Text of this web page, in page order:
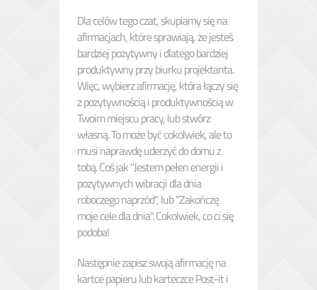
Dla celów tegoczat,skupiamy się na
afirmacjach, które sprawiają, że jesteś
bardziej pozytywny i dlatego bardziej
produktywny przy biurku projektanta.
Więc, wybierz afirmację, która łączy się
zpozytywnością i produktywnością w
Twoim miejscu pracy, lub stwórz
własną. To może być cokolwiek, ale to
musi naprawdę uderzyć do domu z
tobą. Coś jak "Jestem pełen energii i
pozytywnych wibracji dla dnia
roboczego naprzód", lub "Zakończę
moje cele dla dnia". Cokolwiek, co ci się
podoba!
Następnie zapisz swoją afirmację na
kartce papieru lub karteczce Post-it i